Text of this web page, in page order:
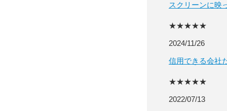
スクリーンに映
★★★★★
2024/11/26
信用できる会社
★★★★★
2022/07/13